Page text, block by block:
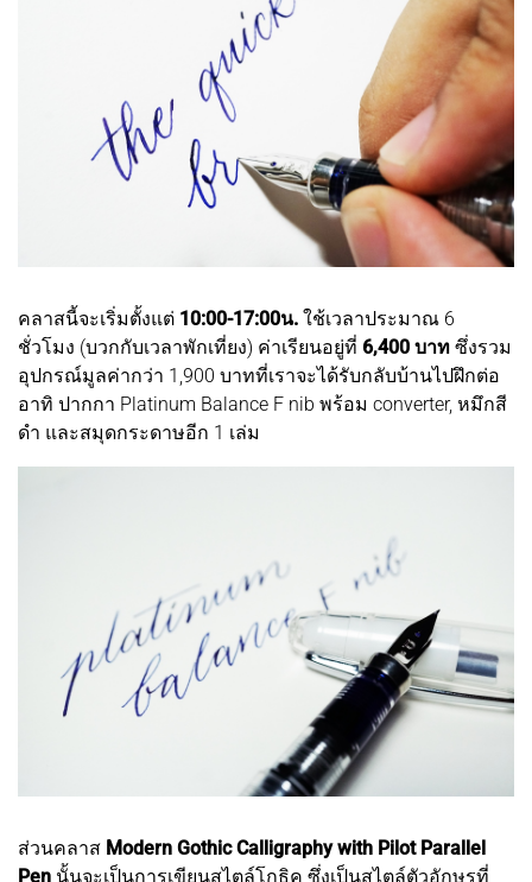
คลาสนี้จะเริ่มตั้งแต่ 10:00-17:00น. ใช้เวลาประมาณ 6
ชั่วโมง (บวกกับเวลาพักเที่ยง) ค่าเรียนอยู่ที่ 6,400 บาท ซึ่งรวม
อุปกรณ์มูลค่ากว่า 1,900 บาทที่เราจะได้รับกลับบ้านไปฝึกต่อ
อาทิ ปากกา Platinum Balance F nib พร้อม converter, หมึกสี
ดำ และสมุดกระดาษอีก 1 เล่ม
ส่วนคลาส Modern Gothic Calligraphy with Pilot Parallel
Pen นั้นจะเป็นการเขียนสไตล์โกธิค ซึ่งเป็นสไตล์ตัวอักษรที่